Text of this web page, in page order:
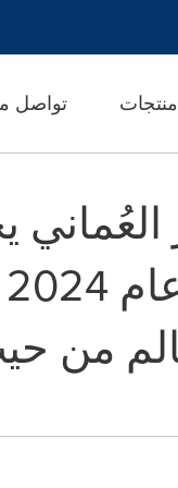
منتجات تواصل
من